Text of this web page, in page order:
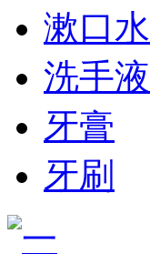
漱口水
洗手液
牙膏
牙刷